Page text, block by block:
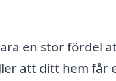
en stor fördel
att ditt hem får